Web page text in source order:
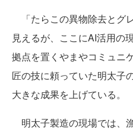
「たらこの異物除去とグ
見えるが、ここにAI活用の
拠点を置くやまやコミュニ
匠の技に頼っていた明太子
大きな成果を上げている。
明太子製造の現場では、